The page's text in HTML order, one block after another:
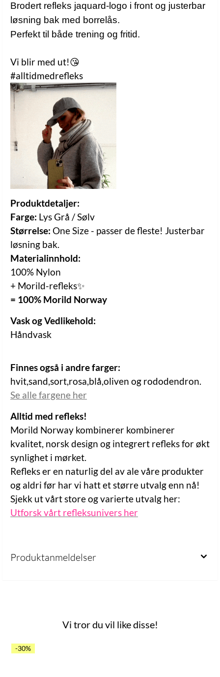
Brodert refleks jaquard-logo i front og justerbar
løsning bak med borrelås.
Perfekt til både trening og fritid.
Vi blir med ut!😘
#alltidmedrefleks
Produktdetaljer:
Farge: Lys Grå / Sølv
Størrelse: One Size - passer de fleste! Justerbar
løsning bak.
Materialinnhold:
100% Nylon
+ Morild-refleks✨
= 100% Morild Norway
Vask og Vedlikehold:
Håndvask
Finnes også i andre farger:
hvit,sand,sort,rosa,blå,oliven og rododendron.
Se alle fargene her
Alltid med refleks!
Morild Norway kombinerer kombinerer
kvalitet, norsk design og integrert refleks for økt
synlighet i mørket.
Refleks er en naturlig del av ale våre produkter
og aldri før har vi hatt et større utvalg enn nå!
Sjekk ut vårt store og varierte utvalg her:
Utforsk vårt refleksunivers her
Produktanmeldelser
Vi tror du vil like disse!
-30%